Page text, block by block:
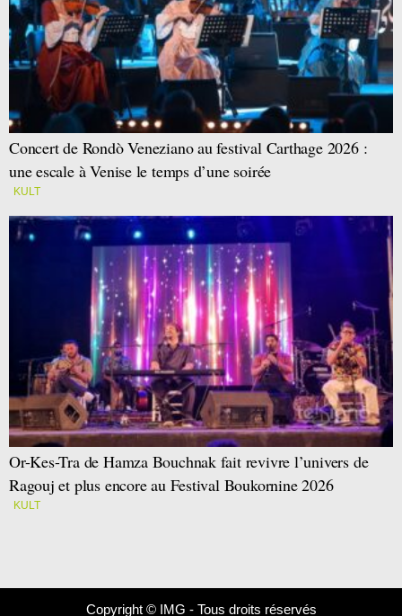
Concert de Rondò Veneziano au festival Carthage 2026 :
une escale à Venise le temps d’une soirée
KULT
Or-Kes-Tra de Hamza Bouchnak fait revivre l’univers de
Ragouj et plus encore au Festival Boukornine 2026
KULT
Copyright © IMG - Tous droits réservés